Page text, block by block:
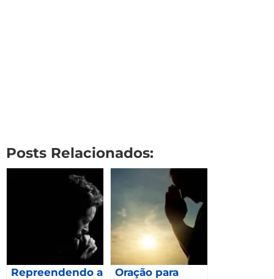
Posts Relacionados:
Repreendendo a
Oração para